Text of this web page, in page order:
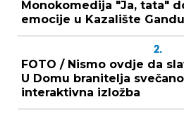
Monokomedija "Ja, tata"
emocije u Kazalište
2.
FOTO / Nismo ovdje da
U Domu branitelja
interaktivna izložba